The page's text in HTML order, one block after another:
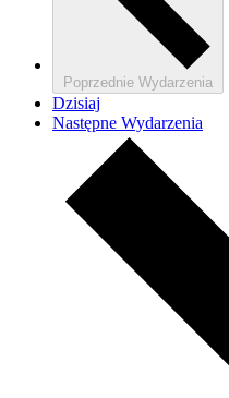
Poprzednie Wydarzenia
Dzisiaj
Następne Wydarzenia